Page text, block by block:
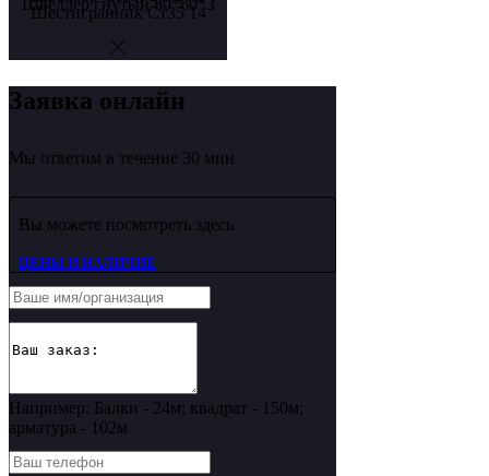
Швеллер гнутый 80*60*3
Шестигранник Ст35 14
Заявка онлайн
Мы ответим в течение 30 мин
Вы можете посмотреть здесь
ЦЕНЫ И НАЛИЧИЕ
Например: Балки - 24м; квадрат - 150м;
арматура - 102м